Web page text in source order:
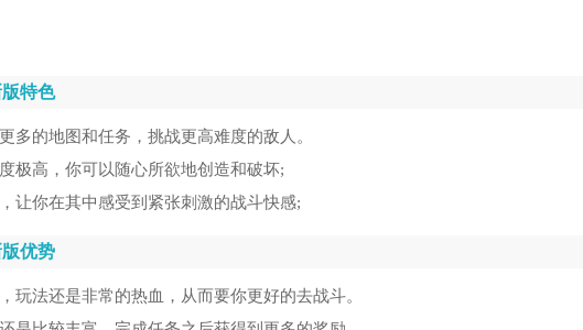
特色
多的地图和任务，挑战更高难度的敌人。
极高，你可以随心所欲地创造和破坏;
让你在其中感受到紧张刺激的战斗快感;
优势
玩法还是非常的热血，从而要你更好的去战斗。